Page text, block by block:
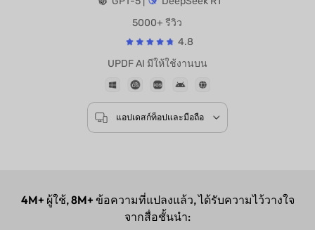
GPT-5 |
5000+ รีวิว
4.8
UPDF AI มีให้ใช้งานบน
4M+ ผู้ใช้,8M+ ข้อความที่แปลงแล้ว, ได้รับความไว้วางใจ
จากสื่อชั้นนำ: